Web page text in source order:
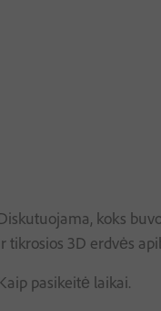
koks
tikrosios 3D erdvės
pasikeitė laikai.